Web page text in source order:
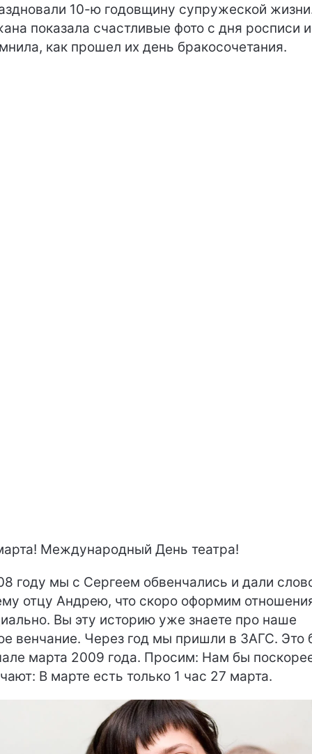
10-ю годовщину супружеской
показала счастливые фото с дня росписи и
как прошел их день бракосочетания.
Международный День театра!
году мы с Сергеем обвенчались и дали
отцу Андрею, что скоро оформим
Вы эту историю уже знаете про наше
венчание. Через год мы пришли в ЗАГС. Это
марта 2009 года. Просим: Нам бы
В марте есть только 1 час 27 марта.